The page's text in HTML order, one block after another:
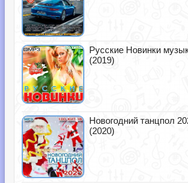
Русские Новинки
(2019)
Новогодний танцпол
(2020)